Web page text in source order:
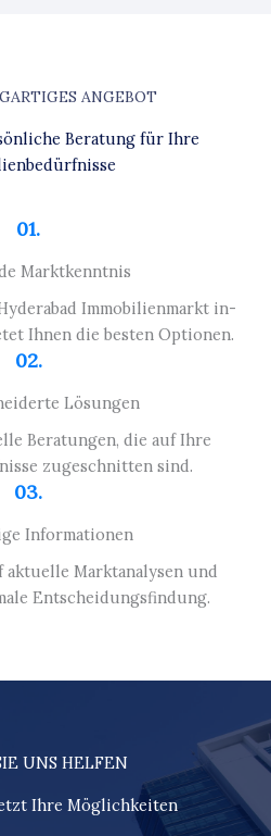
ANGEBOT
Beratung für Ihre
01.
Marktkenntnis
Immobilienmarkt in-
Ihnen die besten Optionen.
02.
Lösungen
Beratungen, die auf Ihre
zugeschnitten sind.
03.
Informationen
aktuelle Marktanalysen und
Entscheidungsfindung.
UNS HELFEN
Ihre Möglichkeiten